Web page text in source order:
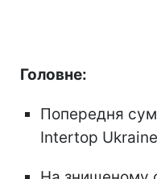
Головне:
Попередня
Intertop